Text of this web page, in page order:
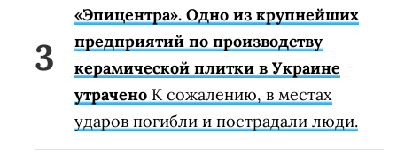
«Эпицентра». Одно из крупнейших
предприятий по производству
керамической плитки в Украине
утрачено К сожалению, в местах
ударов погибли и пострадали люди.